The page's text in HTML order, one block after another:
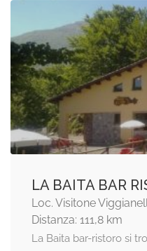
LA BAITA BAR
Loc. Visitone
Distanza: 111,8 km
La Baita bar-ristoro si